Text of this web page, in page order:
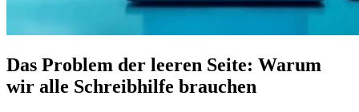
Das Problem der leeren Seite: Warum
wir alle Schreibhilfe brauchen